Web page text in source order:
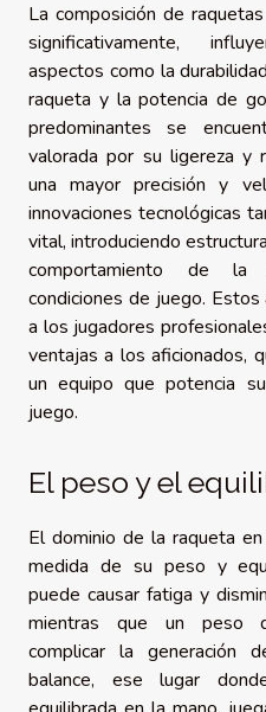
La composición de
significativamente,
aspectos como la
raqueta y la potencia de
predominantes se
valorada por su ligereza y
una mayor precisión y
innovaciones tecnológicas
vital, introduciendo
comportamiento de la
condiciones de juego.
a los jugadores
ventajas a los aficionados,
un equipo que potencia
juego.
El peso y el
El dominio de la raqueta
medida de su peso y
puede causar fatiga y
mientras que un peso
complicar la generación
balance, ese lugar